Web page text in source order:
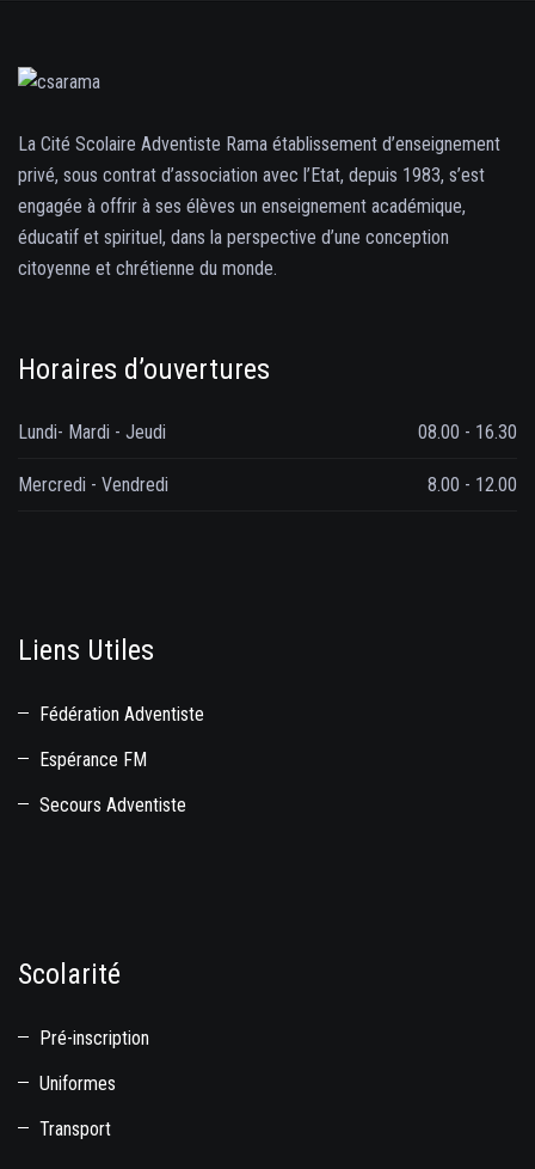
La Cité Scolaire Adventiste Rama établissement d’enseignement
privé, sous contrat d’association avec l’Etat, depuis 1983, s’est
engagée à offrir à ses élèves un enseignement académique,
éducatif et spirituel, dans la perspective d’une conception
citoyenne et chrétienne du monde.
Horaires d’ouvertures
Lundi- Mardi - Jeudi 08.00 - 16.30
Mercredi - Vendredi 8.00 - 12.00
Liens Utiles
Fédération Adventiste
Espérance FM
Secours Adventiste
Scolarité
Pré-inscription
Uniformes
Transport